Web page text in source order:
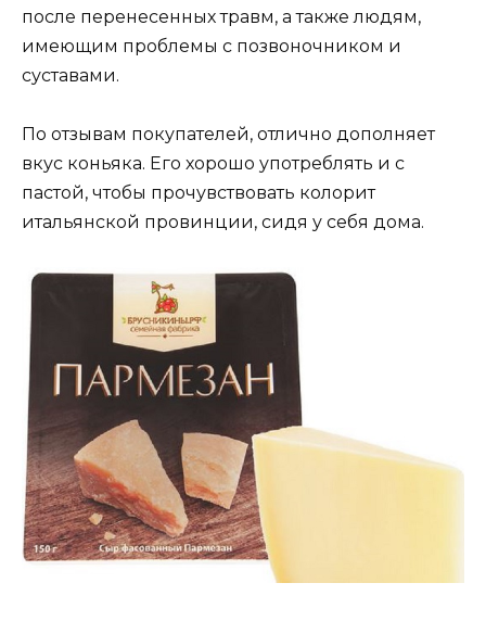
после перенесенных травм, а также людям,
имеющим проблемы с позвоночником и
суставами.
По отзывам покупателей, отлично дополняет
вкус коньяка. Его хорошо употреблять и с
пастой, чтобы прочувствовать колорит
итальянской провинции, сидя у себя дома.